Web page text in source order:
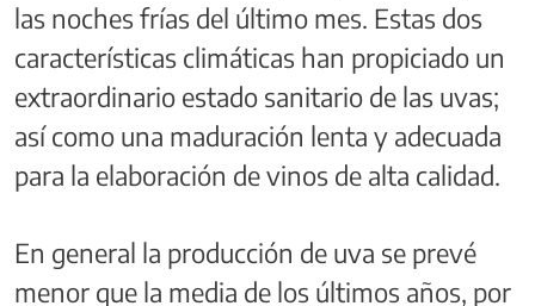
las noches frías del último mes. Estas dos
características climáticas han propiciado un
extraordinario estado sanitario de las uvas;
así como una maduración lenta y adecuada
para la elaboración de vinos de alta calidad.
En general la producción de uva se prevé
menor que la media de los últimos años, por